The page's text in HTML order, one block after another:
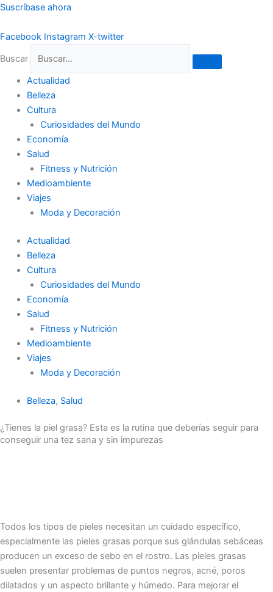
Ir
contenido
Suscríbase ahora
Facebook Instagram X-twitter
Buscar
Actualidad
Belleza
Cultura
Curiosidades del Mundo
Economía
Salud
Fitness y Nutrición
Medioambiente
Viajes
Moda y Decoración
Actualidad
Belleza
Cultura
Curiosidades del Mundo
Economía
Salud
Fitness y Nutrición
Medioambiente
Viajes
Moda y Decoración
Belleza, Salud
¿Tienes la piel grasa? Esta es la rutina que deberías seguir para
conseguir una tez sana y sin impurezas
Todos los tipos de pieles necesitan un cuidado específico,
especialmente las pieles grasas porque sus glándulas sebáceas
producen un exceso de sebo en el rostro. Las pieles grasas
suelen presentar problemas de puntos negros, acné, poros
dilatados y un aspecto brillante y húmedo. Para mejorar el